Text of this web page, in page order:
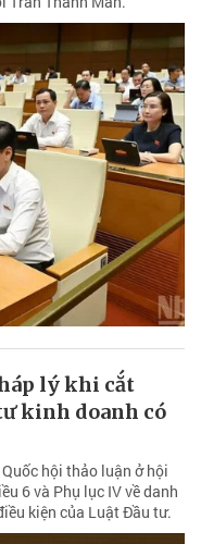
lý khi cắt
kinh doanh có
hội thảo luận ở hội
6 và Phụ lục IV về danh
kiện của Luật Đầu tư.